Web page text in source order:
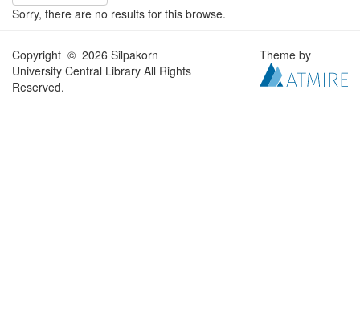
Sorry, there are no results for this browse.
Copyright © 2026 Silpakorn
University Central Library All Rights
Reserved.
Theme by